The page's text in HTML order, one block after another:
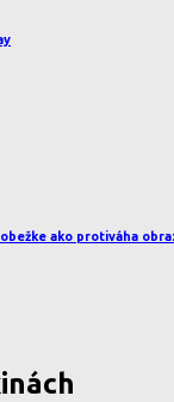
ako protiváha